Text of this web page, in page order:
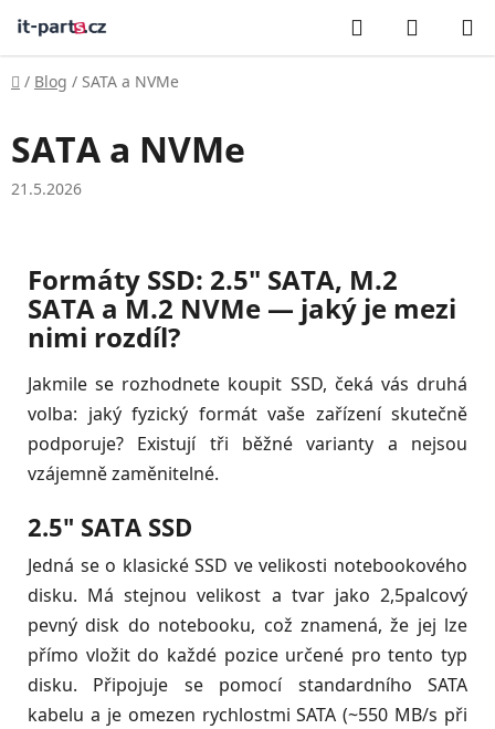
Přejít
obsah
Hledat
KOŠÍK
Domů
/ Blog / SATA a NVMe
SATA a NVMe
21.5.2026
Formáty SSD: 2.5" SATA, M.2
SATA a M.2 NVMe — jaký je mezi
nimi rozdíl?
Jakmile se rozhodnete koupit SSD, čeká vás druhá
volba: jaký fyzický formát vaše zařízení skutečně
podporuje? Existují tři běžné varianty a nejsou
vzájemně zaměnitelné.
2.5" SATA SSD
Jedná se o klasické SSD ve velikosti notebookového
disku. Má stejnou velikost a tvar jako 2,5palcový
pevný disk do notebooku, což znamená, že jej lze
přímo vložit do každé pozice určené pro tento typ
disku. Připojuje se pomocí standardního SATA
kabelu a je omezen rychlostmi SATA (~550 MB/s při